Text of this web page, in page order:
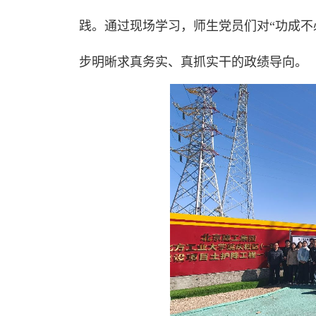
践。通过现场学习，师生党员们对“功成
步明晰求真务实、真抓实干的政绩导向。